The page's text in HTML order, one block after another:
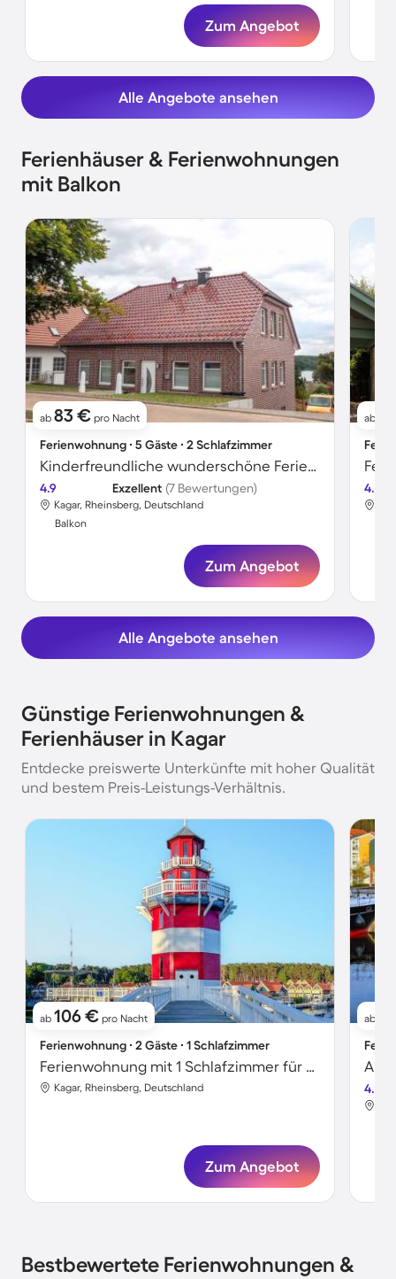
Zum Angebot
Alle Angebote ansehen
Ferienhäuser & Ferienwohnungen
mit Balkon
ab 83 € pro Nacht
Ferienwohnung ∙ 5 Gäste ∙ 2 Schlafzimmer
Kinderfreundliche wunderschöne Ferienwohnung mit Grill und Garten | Seeblick | Haustiere sind willkommen
4.9 Exzellent (7 Bewertungen)
Kagar, Rheinsberg, Deutschland
Balkon
Zum Angebot
ab
4.5
Alle Angebote ansehen
Günstige Ferienwohnungen &
Ferienhäuser in Kagar
Entdecke preiswerte Unterkünfte mit hoher Qualität
und bestem Preis-Leistungs-Verhältnis.
ab 106 € pro Nacht
Ferienwohnung ∙ 2 Gäste ∙ 1 Schlafzimmer
Ferienwohnung mit 1 Schlafzimmer für 2 Personen
Kagar, Rheinsberg, Deutschland
Zum Angebot
ab
4.5
Bestbewertete Ferienwohnungen &